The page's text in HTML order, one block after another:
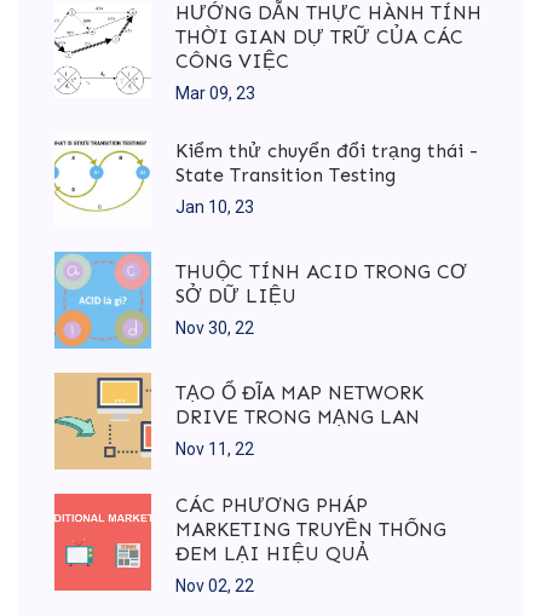
HƯỚNG DẪN THỰC HÀNH TÍNH
THỜI GIAN DỰ TRỮ CỦA CÁC
CÔNG VIỆC
Mar 09, 23
Kiểm thử chuyển đổi trạng thái -
State Transition Testing
Jan 10, 23
THUỘC TÍNH ACID TRONG CƠ
SỞ DỮ LIỆU
Nov 30, 22
TẠO Ổ ĐĨA MAP NETWORK
DRIVE TRONG MẠNG LAN
Nov 11, 22
CÁC PHƯƠNG PHÁP
MARKETING TRUYỀN THỐNG
ĐEM LẠI HIỆU QUẢ
Nov 02, 22